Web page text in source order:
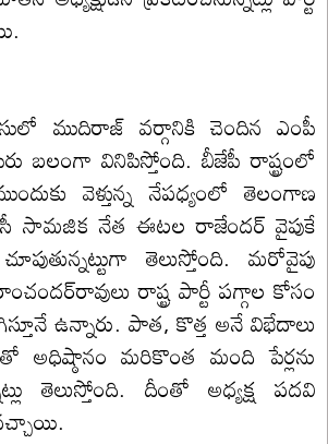
ముదిరాజ్ వర్గానికి చెందిన ఎంపీ
బలంగా వినిపిస్తోంది. బీజేపీ రాష్ట్రంలో
వెళ్తున్న నేపధ్యంలో తెలంగాణ
సామజిక నేత ఈటల రాజేందర్ వైపుకే
తెలుస్తోంది. మరోవైపు
రాష్ట్ర పార్టీ పగ్గాల కోసం
ఉన్నారు. పాత, కొత్త అనే విభేదాలు
అధిష్ఠానం మరికొంత మంది పేర్లను
తెలుస్తోంది. దీంతో అధ్యక్ష పదవి